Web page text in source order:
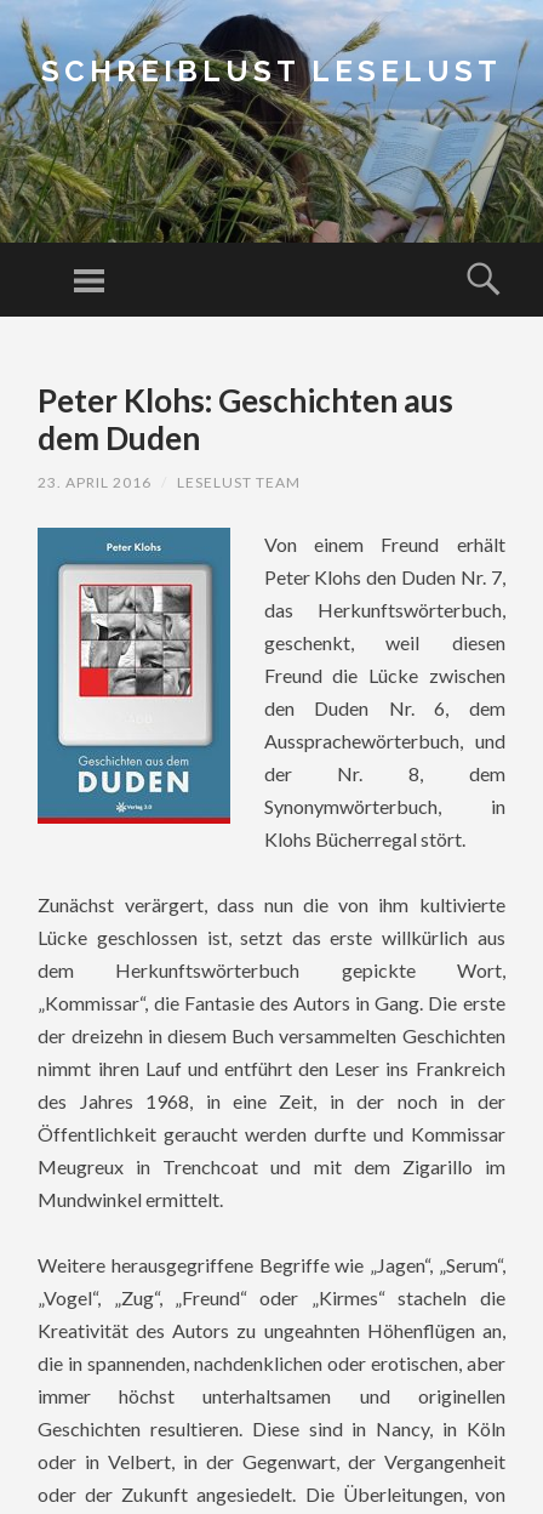
SCHREIBLUST LESELUST
Menu
CONTENTPeter Klohs: Geschichten aus
dem Duden
23. APRIL 2016 LESELUST TEAM
Von einem Freund erhält
Peter Klohs den Duden Nr. 7,
das Herkunftswörterbuch,
geschenkt, weil diesen
Freund die Lücke zwischen
den Duden Nr. 6, dem
Aussprachewörterbuch, und
der Nr. 8, dem
Synonymwörterbuch, in
Klohs Bücherregal stört.
Zunächst verärgert, dass nun die von ihm kultivierte
Lücke geschlossen ist, setzt das erste willkürlich aus
dem Herkunftswörterbuch gepickte Wort,
„Kommissar“, die Fantasie des Autors in Gang. Die erste
der dreizehn in diesem Buch versammelten Geschichten
nimmt ihren Lauf und entführt den Leser ins Frankreich
des Jahres 1968, in eine Zeit, in der noch in der
Öffentlichkeit geraucht werden durfte und Kommissar
Meugreux in Trenchcoat und mit dem Zigarillo im
Mundwinkel ermittelt.
Weitere herausgegriffene Begriffe wie „Jagen“, „Serum“,
„Vogel“, „Zug“, „Freund“ oder „Kirmes“ stacheln die
Kreativität des Autors zu ungeahnten Höhenflügen an,
die in spannenden, nachdenklichen oder erotischen, aber
immer höchst unterhaltsamen und originellen
Geschichten resultieren. Diese sind in Nancy, in Köln
oder in Velbert, in der Gegenwart, der Vergangenheit
oder der Zukunft angesiedelt. Die Überleitungen, von